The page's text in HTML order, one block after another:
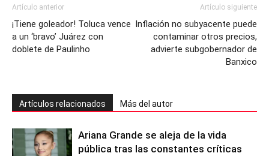
Artículo anterior
¡Tiene goleador! Toluca vence
a un ‘bravo’ Juárez con
doblete de Paulinho
Artículo siguiente
Inflación no subyacente puede
contaminar otros precios,
advierte subgobernador de
Banxico
Artículos relacionados Más del autor
Ariana Grande se aleja de la vida
pública tras las constantes críticas